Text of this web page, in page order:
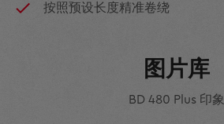
按照预设长度精准卷绕
图片库
BD 480 Plus 印象